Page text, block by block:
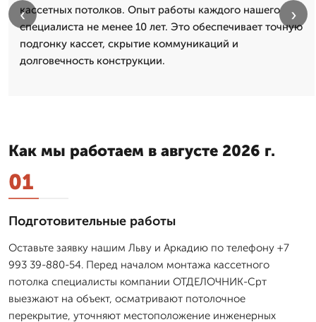
кассетных потолков. Опыт работы каждого нашего
специалиста не менее 10 лет. Это обеспечивает точную
подгонку кассет, скрытие коммуникаций и
долговечность конструкции.
‹ ›
Как мы работаем в августе 2026 г.
01
Подготовительные работы
Оставьте заявку нашим Льву и Аркадию по телефону +7
993 39-880-54. Перед началом монтажа кассетного
потолка специалисты компании ОТДЕЛОЧНИК-Срт
выезжают на объект, осматривают потолочное
перекрытие, уточняют местоположение инженерных